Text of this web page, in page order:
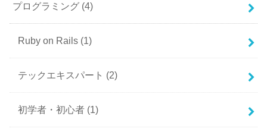
プログラミング (4)
Ruby on Rails (1)
テックエキスパート (2)
初学者・初心者 (1)